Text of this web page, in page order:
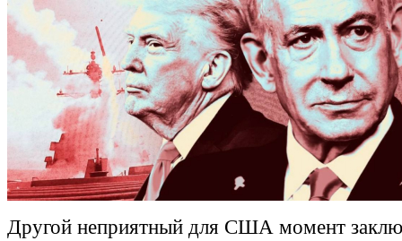
Другой неприятный для США момент